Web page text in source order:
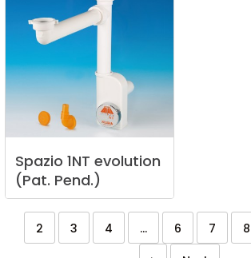
Spazio 1NT evolution
(Pat. Pend.)
2 3 4 ... 6 7 8